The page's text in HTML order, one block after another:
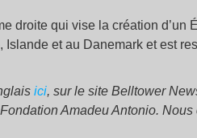
droite qui vise la création
et au Danemark et est
ici, sur le site Belltower
Amadeu Antonio.